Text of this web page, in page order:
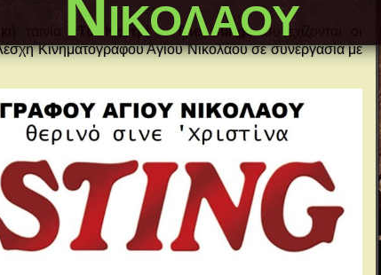
Νικολάου
ταινία «Το Κεντρί – The Sting»συνεχίζονται οι
Κινηματογράφου Αγίου Νικολάου σε συνεργασία με